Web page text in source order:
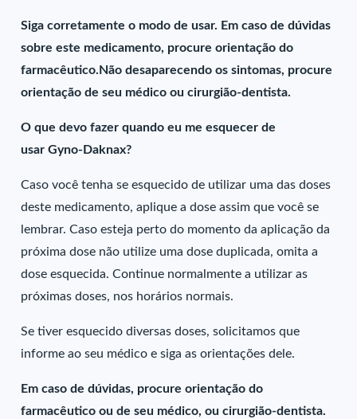
Siga corretamente o modo de usar. Em caso de dúvidas
sobre este medicamento, procure orientação do
farmacêutico.Não desaparecendo os sintomas, procure
orientação de seu médico ou cirurgião-dentista.
O que devo fazer quando eu me esquecer de
usar Gyno-Daknax?
Caso você tenha se esquecido de utilizar uma das doses
deste medicamento, aplique a dose assim que você se
lembrar. Caso esteja perto do momento da aplicação da
próxima dose não utilize uma dose duplicada, omita a
dose esquecida. Continue normalmente a utilizar as
próximas doses, nos horários normais.
Se tiver esquecido diversas doses, solicitamos que
informe ao seu médico e siga as orientações dele.
Em caso de dúvidas, procure orientação do
farmacêutico ou de seu médico, ou cirurgião-dentista.